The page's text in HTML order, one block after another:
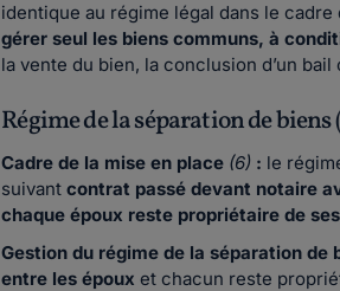
identique au régime légal dans le
gérer seul les biens communs, à
la vente du bien, la conclusion d’un
Régime de la séparation de biens
Cadre de la mise en place (6) : le
suivantcontrat passé devant notaire
chaque époux reste propriétaire de
Gestion du régime de la séparation de
entre les époux et chacun reste